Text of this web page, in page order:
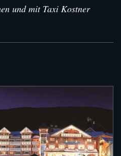
und mit Taxi Kostner